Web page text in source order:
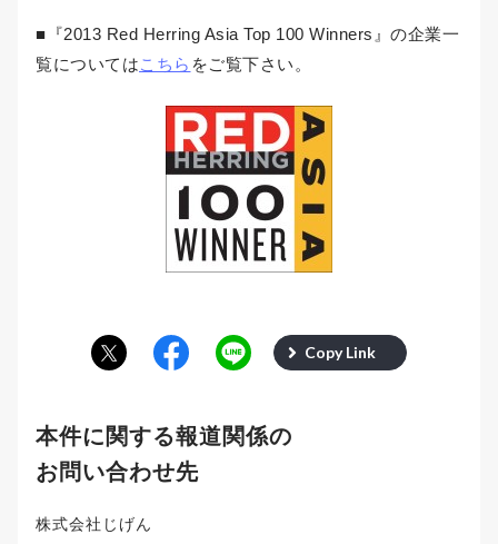
■『2013 Red Herring Asia Top 100 Winners』の企業一
覧についてはこちら をご覧下さい。
Copy Link
本件に関する報道関係の
お問い合わせ先
株式会社じげん